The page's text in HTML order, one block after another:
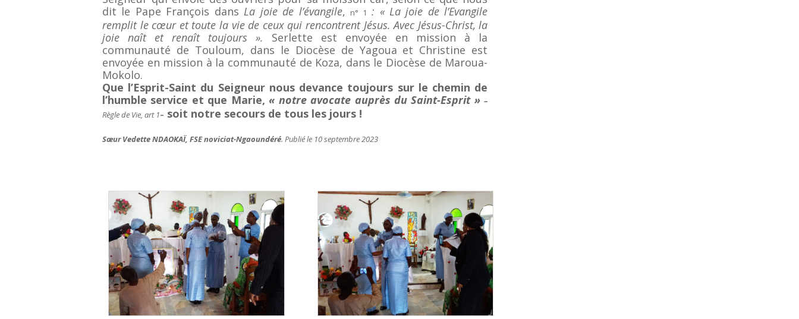
dit le Pape François dans La joie de l’évangile, n° 1 : « La joie de l’Evangile
remplit le cœur et toute la vie de ceux qui rencontrent Jésus. Avec Jésus-Christ, la
joie naît et renaît toujours ». Serlette est envoyée en mission à la
communauté de Touloum, dans le Diocèse de Yagoua et Christine est
envoyée en mission à la communauté de Koza, dans le Diocèse de Maroua-
Mokolo.
Que l’Esprit-Saint du Seigneur nous devance toujours sur le chemin de
l’humble service et que Marie,« notre avocate auprès du Saint-Esprit »–
Règle de Vie, art 1– soit notre secours de tous les jours !
Sœur Vedette NDAOKAÏ, FSE noviciat-Ngaoundéré. Publié le 10 septembre 2023